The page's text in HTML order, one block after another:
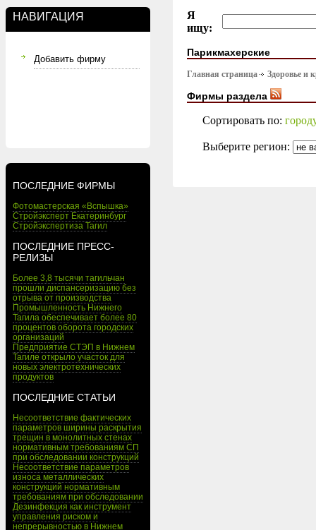
НАВИГАЦИЯ
Добавить фирму
ПОСЛЕДНИЕ ФИРМЫ
Фотомастерская «Вспышка»
Стройэксперт Екатеринбург
Стройэкспертиза Тагил
ПОСЛЕДНИЕ ПРЕСС-
РЕЛИЗЫ
Более 3,8 тысячи тагильчан
прошли диспансеризацию без
отрыва от производства
Промышленность Нижнего
Тагила обеспечивает более 80
процентов оборота городских
организаций
Предприятие СТЭП в Нижнем
Тагиле открыло участок для
новых электротехнических
продуктов
ПОСЛЕДНИЕ СТАТЬИ
Несоответствие фактических
параметров ширины раскрытия
трещин в монолитных стенах
нормативным требованиям СП
при обследовании конструкций
Несоответствие параметров
износа металлических
конструкций нормативным
требованиям при обследовании
Дезинфекция как инструмент
управления риском и
непрерывностью в Нижнем
Я
ищу:
Парикмахерские
Главная страница Здоровье и
Фирмы раздела
Сортировать по:
Выберите регион: